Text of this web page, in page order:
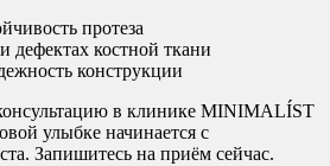
протеза
дефектах костной ткани
конструкции
в клинике MINIMALÍST
улыбке начинается с
Запишитесь на приём сейчас.